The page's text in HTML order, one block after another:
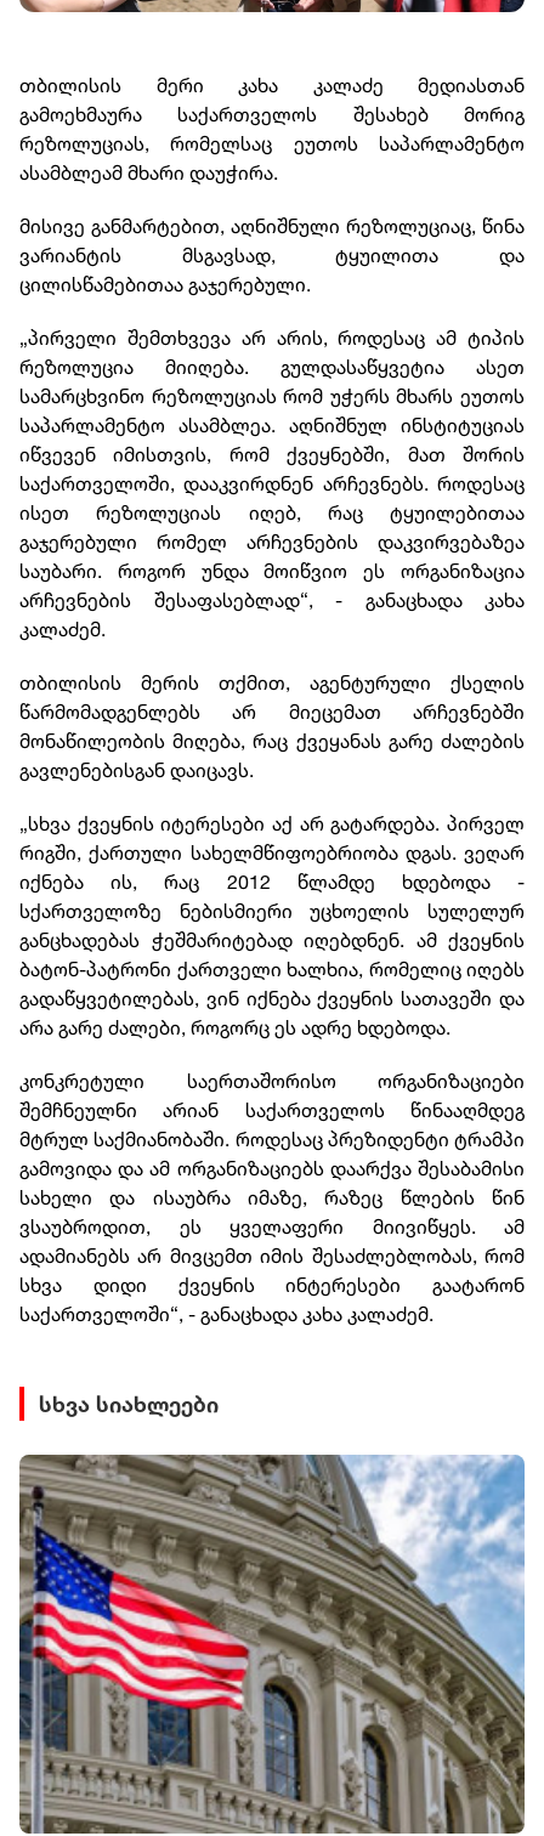
თბილისის მერი კახა კალაძე მედიასთან
გამოეხმაურა საქართველოს შესახებ მორიგ
რეზოლუციას, რომელსაც ეუთოს საპარლამენტო
ასამბლეამ მხარი დაუჭირა.
მისივე განმარტებით, აღნიშნული რეზოლუციაც, წინა
ვარიანტის მსგავსად, ტყუილითა და
ცილისწამებითაა გაჯერებული.
„პირველი შემთხვევა არ არის, როდესაც ამ ტიპის
რეზოლუცია მიიღება. გულდასაწყვეტია ასეთ
სამარცხვინო რეზოლუციას რომ უჭერს მხარს ეუთოს
საპარლამენტო ასამბლეა. აღნიშნულ ინსტიტუციას
იწვევენ იმისთვის, რომ ქვეყნებში, მათ შორის
საქართველოში, დააკვირდნენ არჩევნებს. როდესაც
ისეთ რეზოლუციას იღებ, რაც ტყუილებითაა
გაჯერებული რომელ არჩევნების დაკვირვებაზეა
საუბარი. როგორ უნდა მოიწვიო ეს ორგანიზაცია
არჩევნების შესაფასებლად“, - განაცხადა კახა
კალაძემ.
თბილისის მერის თქმით, აგენტურული ქსელის
წარმომადგენლებს არ მიეცემათ არჩევნებში
მონაწილეობის მიღება, რაც ქვეყანას გარე ძალების
გავლენებისგან დაიცავს.
„სხვა ქვეყნის იტერესები აქ არ გატარდება. პირველ
რიგში, ქართული სახელმწიფოებრიობა დგას. ვეღარ
იქნება ის, რაც 2012 წლამდე ხდებოდა -
სქართველოზე ნებისმიერი უცხოელის სულელურ
განცხადებას ჭეშმარიტებად იღებდნენ. ამ ქვეყნის
ბატონ-პატრონი ქართველი ხალხია, რომელიც იღებს
გადაწყვეტილებას, ვინ იქნება ქვეყნის სათავეში და
არა გარე ძალები, როგორც ეს ადრე ხდებოდა.
კონკრეტული საერთაშორისო ორგანიზაციები
შემჩნეულნი არიან საქართველოს წინააღმდეგ
მტრულ საქმიანობაში. როდესაც პრეზიდენტი ტრამპი
გამოვიდა და ამ ორგანიზაციებს დაარქვა შესაბამისი
სახელი და ისაუბრა იმაზე, რაზეც წლების წინ
ვსაუბროდით, ეს ყველაფერი მიივიწყეს. ამ
ადამიანებს არ მივცემთ იმის შესაძლებლობას, რომ
სხვა დიდი ქვეყნის ინტერესები გაატარონ
საქართველოში“, - განაცხადა კახა კალაძემ.
სხვა სიახლეები